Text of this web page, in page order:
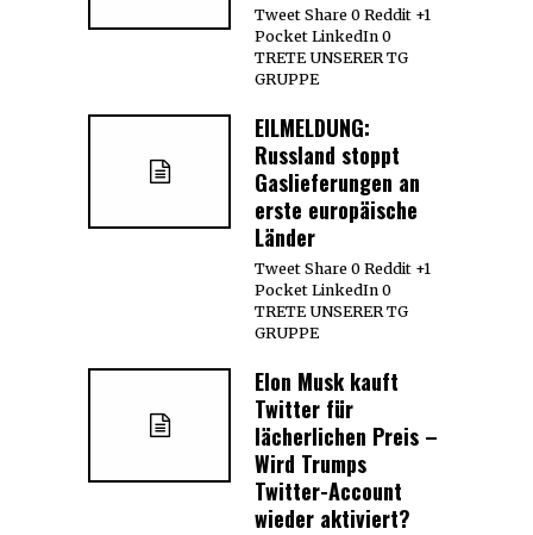
Tweet Share 0 Reddit +1
Pocket LinkedIn 0
TRETE UNSERER TG
GRUPPE
EILMELDUNG:
Russland stoppt
Gaslieferungen an
erste europäische
Länder
Tweet Share 0 Reddit +1
Pocket LinkedIn 0
TRETE UNSERER TG
GRUPPE
Elon Musk kauft
Twitter für
lächerlichen Preis –
Wird Trumps
Twitter-Account
wieder aktiviert?